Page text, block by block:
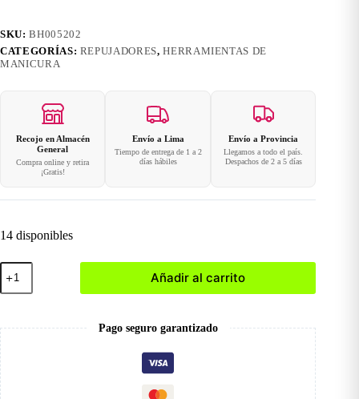
SKU:BH005202
CATEGORÍAS: REPUJADORES,HERRAMIENTAS DE
MANICURA
Recojo en Almacén
General
Compra online y retira
¡Gratis!
Envío a Lima
Tiempo de entrega de 1 a 2
días hábiles
Envío a Provincia
Llegamos a todo el país.
Despachos de 2 a 5 días
14 disponibles
Repujador
Doble
-
Añadir al carrito
Pago seguro garantizado